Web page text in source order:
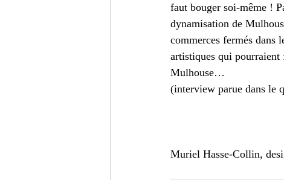
faut bouger soi-même !
dynamisation de
commerces fermés dans
artistiques qui pourraient
Mulhouse…
(interview parue dans le
Muriel Hasse-Collin,